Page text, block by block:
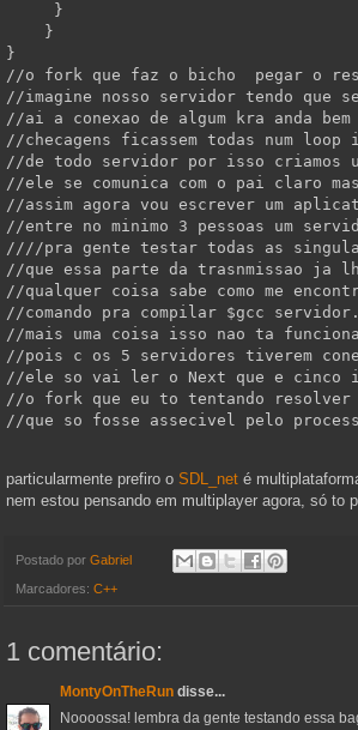
     }
    }
}
//o fork que faz o bicho  pegar o
//imagine nosso servidor tendo que
//ai a conexao de algum kra anda
//checagens ficassem todas num loop
//de todo servidor por isso criamos
//ele se comunica com o pai claro
//assim agora vou escrever um
//entre no minimo 3 pessoas um
////pra gente testar todas as
//que essa parte da trasnmissao ja
//qualquer coisa sabe como me
//comando pra compilar $gcc
//mais uma coisa isso nao ta
//pois c os 5 servidores tiverem
//ele so vai ler o Next que e cinco
//o fork que eu to tentando resolver
//que so fosse assecivel pelo
particularmente prefiro o SDL_net é
nem estou pensando em multiplayer agora, só to
Postado por Gabriel
Marcadores: C++
1 comentário:
MontyOnTheRun disse...
Noooossa! lembra da gente testando essa